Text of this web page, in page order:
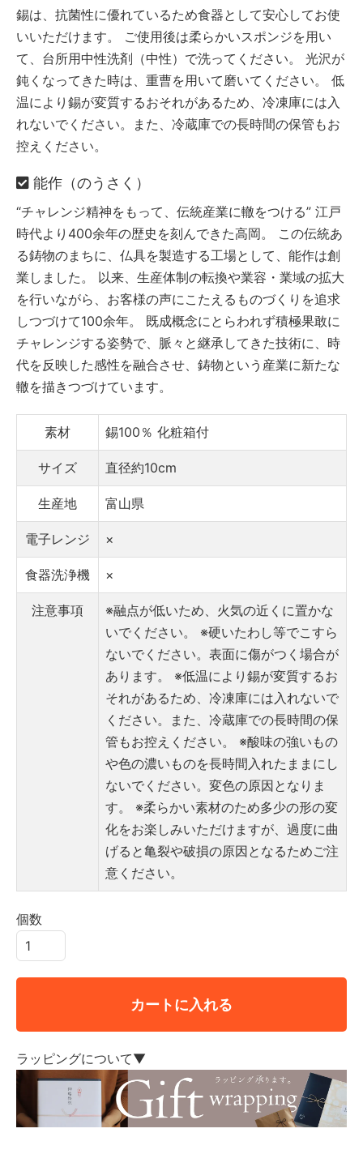
錫は、抗菌性に優れているため食器として安心してお使
いいただけます。
ご使用後は柔らかいスポンジを用い
て、台所用中性洗剤（中性）で洗ってください。
光沢が
鈍くなってきた時は、重曹を用いて磨いてください。
低
温により錫が変質するおそれがあるため、冷凍庫には入
れないでください。また、冷蔵庫での長時間の保管もお
控えください。
能作（のうさく）
“チャレンジ精神をもって、伝統産業に轍をつける” 江戸
時代より400余年の歴史を刻んできた高岡。
この伝統あ
る鋳物のまちに、仏具を製造する工場として、能作は創
業しました。
以来、生産体制の転換や業容・業域の拡大
を行いながら、お客様の声にこたえるものづくりを追求
しつづけて100余年。
既成概念にとらわれず積極果敢に
チャレンジする姿勢で、脈々と継承してきた技術に、時
代を反映した感性を融合させ、鋳物という産業に新たな
轍を描きつづけています。
素材 錫100％ 化粧箱付
サイズ 直径約10cm
生産地 富山県
電子レンジ ×
食器洗浄機 ×
注意事項
※融点が低いため、火気の近くに置かな
いでください。
※硬いたわし等でこすら
ないでください。表面に傷がつく場合が
あります。
※低温により錫が変質するお
それがあるため、冷凍庫には入れないで
ください。また、冷蔵庫での長時間の保
管もお控えください。
※酸味の強いもの
や色の濃いものを長時間入れたままにし
ないでください。変色の原因となりま
す。
※柔らかい素材のため多少の形の変
化をお楽しみいただけますが、過度に曲
げると亀裂や破損の原因となるためご注
意ください。
個数
カートに入れる
ラッピングについて▼